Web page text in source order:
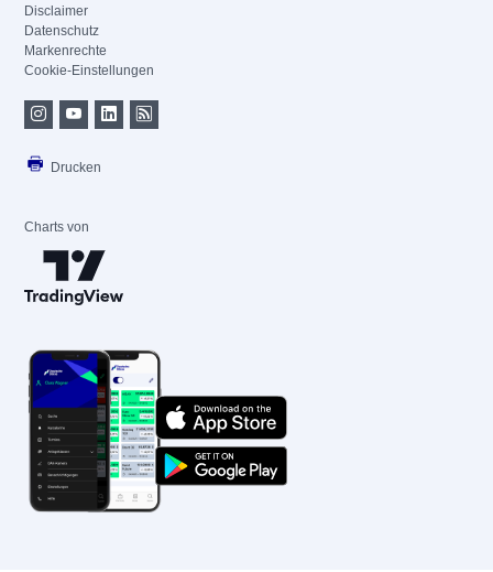
Disclaimer
Datenschutz
Markenrechte
Cookie-Einstellungen
Drucken
Charts von